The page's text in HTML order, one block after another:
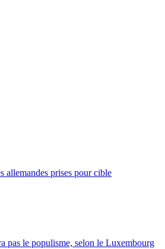
allemandes prises pour cible
pas le populisme, selon le Luxembourg